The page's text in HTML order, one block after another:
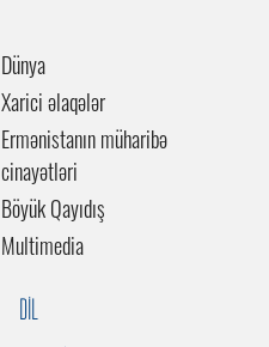
Dünya
Xarici əlaqələr
Ermənistanın müharibə
cinayətləri
Böyük Qayıdış
Multimedia
DİL